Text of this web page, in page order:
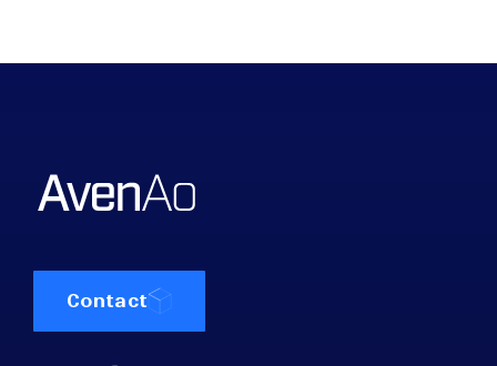
Contact